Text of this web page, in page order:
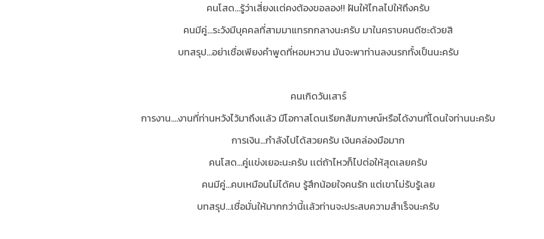
คนโสด…รู้ว่าเสี่ยงเเต่คงต้องขอลอง!! ฝันให้ไกลไปให้ถึงครับ
คนมีคู่...ระวังมีบุคคลที่สามมาแทรกกลางนะครับ มาในคราบคนดีซะด้วยสิ
บทสรุป...อย่าเชื่อเพียงคำพูดที่หอมหวาน มันจะพาท่านลงนรกทั้งเป็นนะครับ
คนเกิดวันเสาร์
การงาน....งานที่ท่านหวังไว้มาถึงเเล้ว มีโอกาสโดนเรียกสัมภาษณ์หรือได้งานที่โดนใจท่านนะครับ
การเงิน...กำลังไปได้สวยครับ เงินคล่องมือมาก
คนโสด…คู่เเข่งเยอะนะครับ เเต่ถ้าไหวก็ไปต่อให้สุดเลยครับ
คนมีคู่…คบเหมือนไม่ได้คบ รู้สึกน้อยใจคนรัก แต่เขาไม่รับรู้เลย
บทสรุป...เชื่อมั่นให้มากกว่านี้เเล้วท่านจะประสบความสำเร็จนะครับ